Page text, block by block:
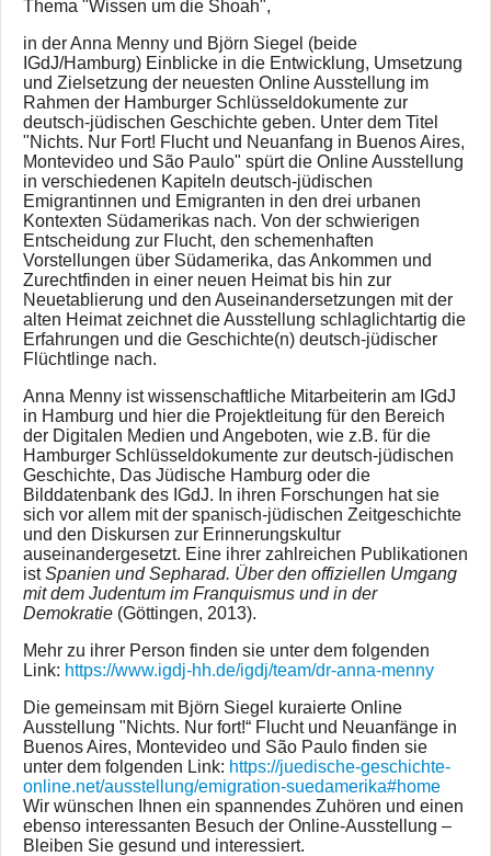
Thema "Wissen um die Shoah",
in der Anna Menny und Björn Siegel (beide
IGdJ/Hamburg) Einblicke in die Entwicklung, Umsetzung
und Zielsetzung der neuesten Online Ausstellung im
Rahmen der Hamburger Schlüsseldokumente zur
deutsch-jüdischen Geschichte geben. Unter dem Titel
"Nichts. Nur Fort! Flucht und Neuanfang in Buenos Aires,
Montevideo und São Paulo" spürt die Online Ausstellung
in verschiedenen Kapiteln deutsch-jüdischen
Emigrantinnen und Emigranten in den drei urbanen
Kontexten Südamerikas nach. Von der schwierigen
Entscheidung zur Flucht, den schemenhaften
Vorstellungen über Südamerika, das Ankommen und
Zurechtfinden in einer neuen Heimat bis hin zur
Neuetablierung und den Auseinandersetzungen mit der
alten Heimat zeichnet die Ausstellung schlaglichtartig die
Erfahrungen und die Geschichte(n) deutsch-jüdischer
Flüchtlinge nach.
Anna Menny ist wissenschaftliche Mitarbeiterin am IGdJ
in Hamburg und hier die Projektleitung für den Bereich
der Digitalen Medien und Angeboten, wie z.B. für die
Hamburger Schlüsseldokumente zur deutsch-jüdischen
Geschichte, Das Jüdische Hamburg oder die
Bilddatenbank des IGdJ. In ihren Forschungen hat sie
sich vor allem mit der spanisch-jüdischen Zeitgeschichte
und den Diskursen zur Erinnerungskultur
auseinandergesetzt. Eine ihrer zahlreichen Publikationen
istSpanien und Sepharad. Über den offiziellen Umgang
mit dem Judentum im Franquismus und in der
Demokratie (Göttingen, 2013).
Mehr zu ihrer Person finden sie unter dem folgenden
Link: https://www.igdj-hh.de/igdj/team/dr-anna-menny
Die gemeinsam mit Björn Siegel kuraierte Online
Ausstellung "Nichts. Nur fort!“ Flucht und Neuanfänge in
Buenos Aires, Montevideo und São Paulo finden sie
unter dem folgenden Link: https://juedische-geschichte-
online.net/ausstellung/emigration-suedamerika#home
Wir wünschen Ihnen ein spannendes Zuhören und einen
ebenso interessanten Besuch der Online-Ausstellung –
Bleiben Sie gesund und interessiert.